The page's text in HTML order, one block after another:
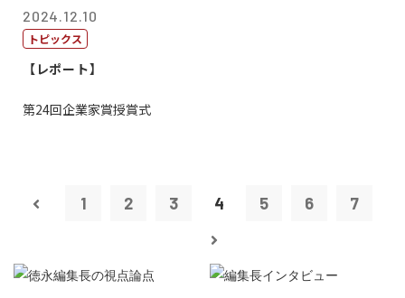
2024.12.10
トピックス
【レポート】
第24回企業家賞授賞式
1 2 3 4 5 6 7